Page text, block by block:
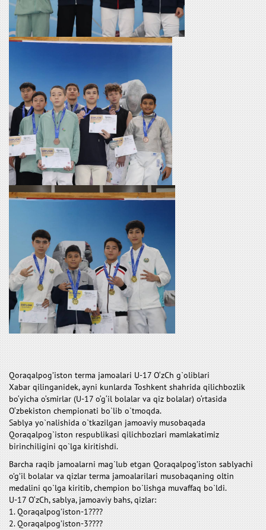
Qoraqalpog’iston terma jamoalari U-17 O‘zCh g`oliblari
Xabar qilinganidek, ayni kunlarda Toshkent shahrida qilichbozlik
bo‘yicha o‘smirlar (U-17 o‘g‘il bolalar va qiz bolalar) o‘rtasida
O‘zbekiston chempionati bo`lib o`tmoqda.
Sablya yo`nalishida o`tkazilgan jamoaviy musobaqada
Qoraqalpog`iston respublikasi qilichbozlari mamlakatimiz
birinchiligini qo`lga kiritishdi.
Barcha raqib jamoalarni mag`lub etgan Qoraqalpog’iston sablyachi
o’g’il bolalar va qizlar terma jamoalarilari musobaqaning oltin
medalini qo`lga kiritib, chempion bo`lishga muvaffaq bo`ldi.
U-17 O‘zCh, sablya, jamoaviy bahs, qizlar:
1. Qoraqalpog’iston-1????
2. Qoraqalpog’iston-3????